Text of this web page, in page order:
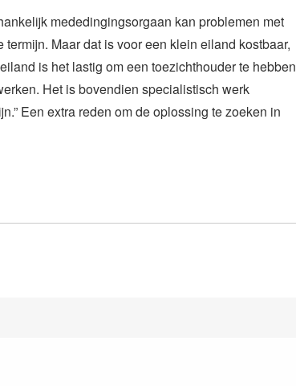
mededingingsorgaan kan problemen met
Maar dat is voor een klein eiland kostbaar,
is het lastig om een toezichthouder te hebben
Het is bovendien specialistisch werk
Een extra reden om de oplossing te zoeken in